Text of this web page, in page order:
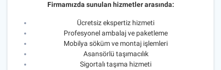
Firmamızda sunulan hizmetler arasında:
Ücretsiz ekspertiz hizmeti
Profesyonel ambalaj ve paketleme
Mobilya söküm ve montaj işlemleri
Asansörlü taşımacılık
Sigortalı taşıma hizmeti